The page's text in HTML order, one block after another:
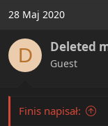
a
d
s
t
a
e
ę
28 Maj 2020
D Deleted
Guest
Finis napisał: